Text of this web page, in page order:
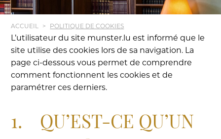
ACCUEIL POLITIQUE DE COOKIES
L’utilisateur du site munster.lu est informé que le
site utilise des cookies lors de sa navigation. La
page ci-dessous vous permet de comprendre
comment fonctionnent les cookies et de
paramétrer ces derniers.
1. QU’EST-CE QU’UN